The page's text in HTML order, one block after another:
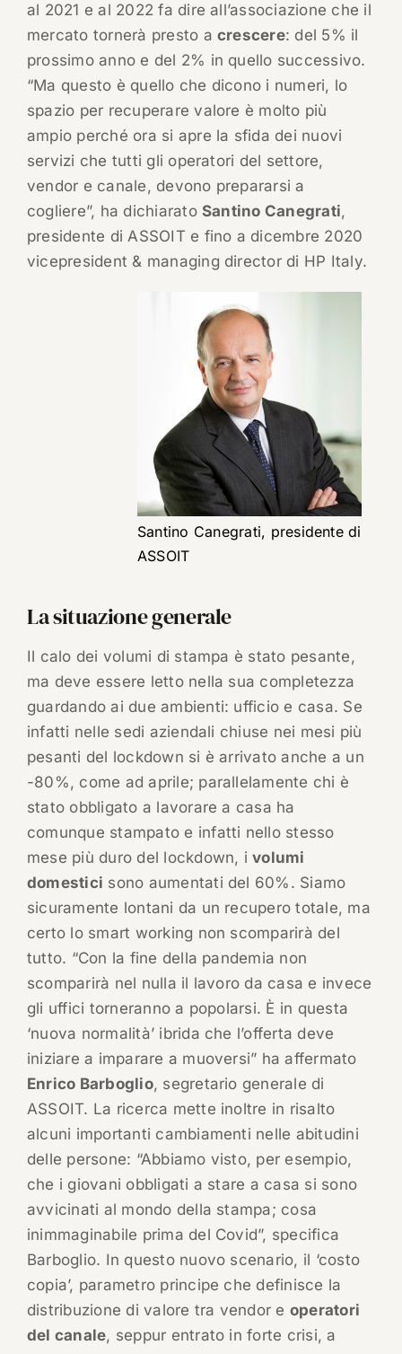
al 2021 e al 2022 fa dire all’associazione che il
mercato tornerà presto a crescere: del 5% il
prossimo anno e del 2% in quello successivo.
“Ma questo è quello che dicono i numeri, lo
spazio per recuperare valore è molto più
ampio perché ora si apre la sfida dei nuovi
servizi che tutti gli operatori del settore,
vendor e canale, devono prepararsi a
cogliere”, ha dichiarato Santino Canegrati,
presidente di ASSOIT e fino a dicembre 2020
vicepresident & managing director di HP Italy.
Santino Canegrati, presidente di
ASSOIT
La situazione generale
Il calo dei volumi di stampa è stato pesante,
ma deve essere letto nella sua completezza
guardando ai due ambienti: ufficio e casa. Se
infatti nelle sedi aziendali chiuse nei mesi più
pesanti del lockdown si è arrivato anche a un
-80%, come ad aprile; parallelamente chi è
stato obbligato a lavorare a casa ha
comunque stampato e infatti nello stesso
mese più duro del lockdown, ivolumi
domestici sono aumentati del 60%. Siamo
sicuramente lontani da un recupero totale, ma
certo lo smart working non scomparirà del
tutto. “Con la fine della pandemia non
scomparirà nel nulla il lavoro da casa e invece
gli uffici torneranno a popolarsi. È in questa
‘nuova normalità’ ibrida che l’offerta deve
iniziare a imparare a muoversi” ha affermato
Enrico Barboglio, segretario generale di
ASSOIT. La ricerca mette inoltre in risalto
alcuni importanti cambiamenti nelle abitudini
delle persone: “Abbiamo visto, per esempio,
che i giovani obbligati a stare a casa si sono
avvicinati al mondo della stampa; cosa
inimmaginabile prima del Covid”, specifica
Barboglio. In questo nuovo scenario, il ‘costo
copia’, parametro principe che definisce la
distribuzione di valore tra vendor e operatori
del canale, seppur entrato in forte crisi, a